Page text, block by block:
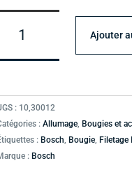
Ajouter
: 10,30012
: Allumage, Bougies et
: Bosch, Bougie, Filetage
: Bosch